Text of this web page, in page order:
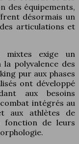
des équipements,
désormais un
articulations et
mixtes exige un
la polyvalence des
pur aux phases
ont développé
aux besoins
intégrés au
aux athlètes de
fonction de leurs